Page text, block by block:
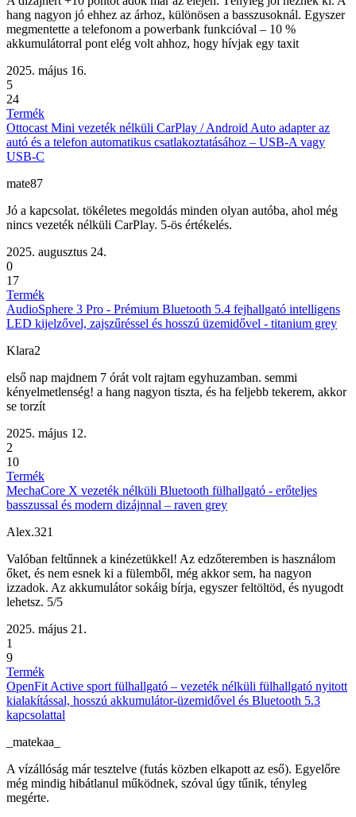
hang nagyon jó ehhez az árhoz, különösen a basszusoknál. Egyszer
megmentette a telefonom a powerbank funkcióval – 10 %
akkumulátorral pont elég volt ahhoz, hogy hívjak egy taxit
2025. május 16.
5
24
Termék
Ottocast Mini vezeték nélküli CarPlay / Android Auto adapter az
autó és a telefon automatikus csatlakoztatásához – USB-A vagy
USB-C
mate87
Jó a kapcsolat. tökéletes megoldás minden olyan autóba, ahol még
nincs vezeték nélküli CarPlay. 5-ös értékelés.
2025. augusztus 24.
0
17
Termék
AudioSphere 3 Pro - Prémium Bluetooth 5.4 fejhallgató intelligens
LED kijelzővel, zajszűréssel és hosszú üzemidővel - titanium grey
Klara2
első nap majdnem 7 órát volt rajtam egyhuzamban. semmi
kényelmetlenség! a hang nagyon tiszta, és ha feljebb tekerem, akkor
se torzít
2025. május 12.
2
10
Termék
MechaCore X vezeték nélküli Bluetooth fülhallgató - erőteljes
basszussal és modern dizájnnal – raven grey
Alex.321
Valóban feltűnnek a kinézetükkel! Az edzőteremben is használom
őket, és nem esnek ki a fülemből, még akkor sem, ha nagyon
izzadok. Az akkumulátor sokáig bírja, egyszer feltöltöd, és nyugodt
lehetsz. 5/5
2025. május 21.
1
9
Termék
OpenFit Active sport fülhallgató – vezeték nélküli fülhallgató nyitott
kialakítással, hosszú akkumulátor-üzemidővel és Bluetooth 5.3
kapcsolattal
_matekaa_
A vízállóság már tesztelve (futás közben elkapott az eső). Egyelőre
még mindig hibátlanul működnek, szóval úgy tűnik, tényleg
megérte.